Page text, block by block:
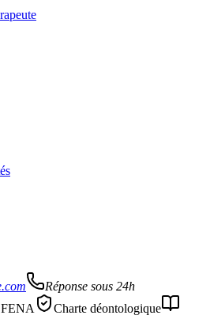
Réponse sous 24h
FENA
Charte déontologique